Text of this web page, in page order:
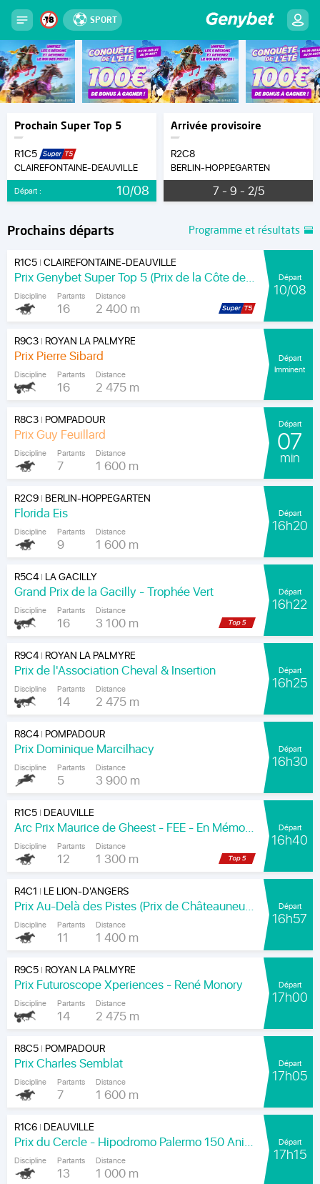
SPORT
Prochain Super Top 5
R1C5
CLAIREFONTAINE-DEAUVILLE
Départ : 10/08
Arrivée provisoire
R2C8
BERLIN-HOPPEGARTEN
7 - 9 - 2/5
Prochains départs Programme et résultats
R1C5|CLAIREFONTAINE-DEAUVILLE
Prix Genybet Super Top 5 (Prix de la Côte de Nacre)
Discipline Partants
16
Distance
2 400 m
Départ
10/08
R9C3| ROYAN LA PALMYRE
Prix Pierre Sibard
Discipline Partants
16
Distance
2 475 m
Départ
Imminent
R8C3| POMPADOUR
Prix Guy Feuillard
Discipline Partants
7
Distance
1 600 m
Départ
07
min
R2C9| BERLIN-HOPPEGARTEN
Florida Eis
Discipline Partants
9
Distance
1 600 m
Départ
16h20
R5C4| LA GACILLY
Grand Prix de la Gacilly - Trophée Vert
Discipline Partants
16
Distance
3 100 m
Départ
16h22
R9C4| ROYAN LA PALMYRE
Prix de l'Association Cheval & Insertion
Discipline Partants
14
Distance
2 475 m
Départ
16h25
R8C4| POMPADOUR
Prix Dominique Marcilhacy
Discipline Partants
5
Distance
3 900 m
Départ
16h30
R1C5| DEAUVILLE
Arc Prix Maurice de Gheest - FEE - En Mémoire de Louis Romanet
Discipline Partants
12
Distance
1 300 m
Départ
16h40
R4C1 | LE LION-D'ANGERS
Prix Au-Delà des Pistes (Prix de Châteauneuf-sur-Sarthe)
Discipline Partants
11
Distance
1 400 m
Départ
16h57
R9C5| ROYAN LA PALMYRE
Prix Futuroscope Xperiences - René Monory
Discipline Partants
14
Distance
2 475 m
Départ
17h00
R8C5| POMPADOUR
Prix Charles Semblat
Discipline Partants
7
Distance
1 600 m
Départ
17h05
R1C6| DEAUVILLE
Prix du Cercle - Hipodromo Palermo 150 Aniversario
Discipline Partants
13
Distance
1 000 m
Départ
17h15